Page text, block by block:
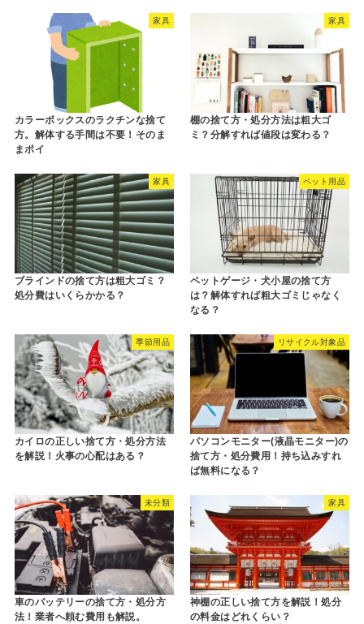
家具
カラーボックスのラクチンな捨て
方。解体する手間は不要！そのま
まポイ
家具
棚の捨て方・処分方法は粗大ゴ
ミ？分解すれば値段は変わる？
家具
ブラインドの捨て方は粗大ゴミ？
処分費はいくらかかる？
ペット用品
ペットゲージ・犬小屋の捨て方
は？解体すれば粗大ゴミじゃなく
なる？
季節用品
カイロの正しい捨て方・処分方法
を解説！火事の心配はある？
リサイクル対象品
パソコンモニター(液晶モニター)の
捨て方・処分費用！持ち込みすれ
ば無料になる？
未分類
車のバッテリーの捨て方・処分方
法！業者へ頼む費用も解説。
家具
神棚の正しい捨て方を解説！処分
の料金はどれくらい？